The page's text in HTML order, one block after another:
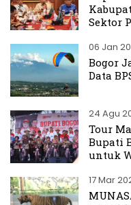
Sektor
06 Jan
Bogor
Data
24 Agu
Tour
Bupati
untuk
17 Mar